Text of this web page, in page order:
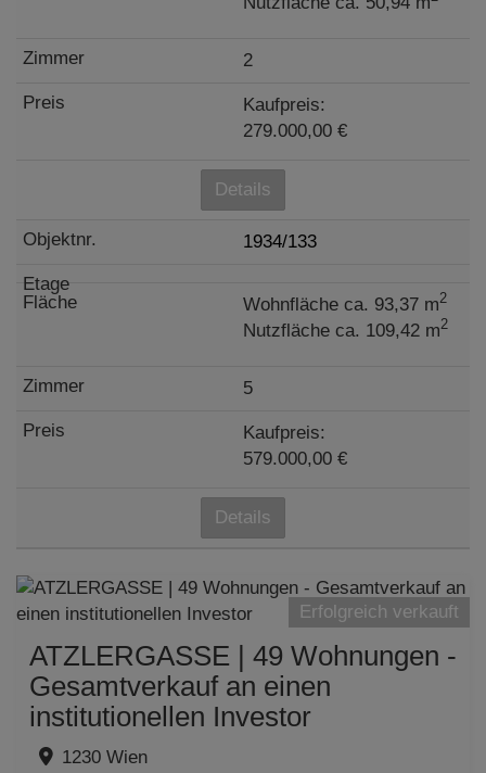
2
Kaufpreis:
279.000,00 €
Details
1934/133
Wohnfläche ca. 93,37 m2
Nutzfläche ca. 109,42 m2
5
Kaufpreis:
579.000,00 €
Details
Erfolgreich verkauft
ATZLERGASSE | 49 Wohnungen -
Gesamtverkauf an einen
institutionellen Investor
1230 Wien